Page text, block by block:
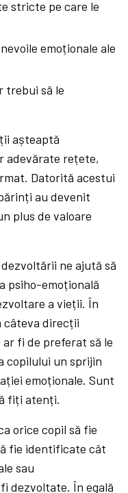
stricte pe care le
emoționale ale
trebui să le
așteaptă
adevărate rețete,
Datorită acestui
au devenit
plus de valoare
ne ajută să
psiho-emoțională
a vieții. În
câteva direcții
fi de preferat să le
copilului un sprijin
emoționale. Sunt
fiți atenți.
orice copil să fie
fie identificate cât
sau
dezvoltate. În egală